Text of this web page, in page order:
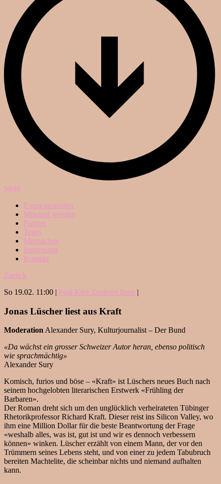
Mehr
Event promoten
Mitglied werden
Partner
Team
Mitmachen
Impressum
Kontakt
Zurück
So 19.02. 11:00 | Paul Klee Zentrum Bern |
Jonas Lüscher liest aus Kraft
ModerationAlexander Sury, Kulturjournalist – Der Bund
«Da wächst ein grosser Schweizer Autor heran, ebenso politisch
wie sprachmächtig»
Alexander Sury
Komisch, furios und böse – «Kraft» ist Lüschers neues Buch nach
seinem hochgelobten literarischen Erstwerk «Frühling der
Barbaren».
Der Roman dreht sich um den unglücklich verheirateten Tübinger
Rhetorikprofessor Richard Kraft. Dieser reist ins Silicon Valley, wo
ihm eine Million Dollar für die beste Beantwortung der Frage
«weshalb alles, was ist, gut ist und wir es dennoch verbessern
können» winken. Lüscher erzählt von einem Mann, der vor den
Trümmern seines Lebens steht, und von einer zu jedem Tabubruch
bereiten Machtelite, die scheinbar nichts und niemand aufhalten
kann.